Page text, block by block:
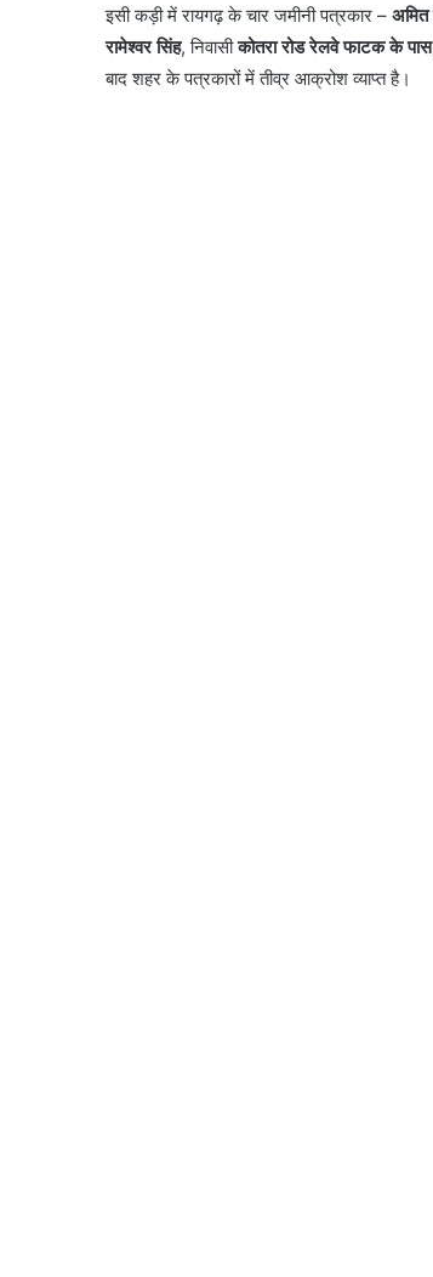
इसी कड़ी में रायगढ़ के चार जमीनी पत्रकार – अमित
रामेश्वर सिंह, निवासीकोतरा रोड रेलवे फाटक के पास
बाद शहर के पत्रकारों में तीव्र आक्रोश व्याप्त है।